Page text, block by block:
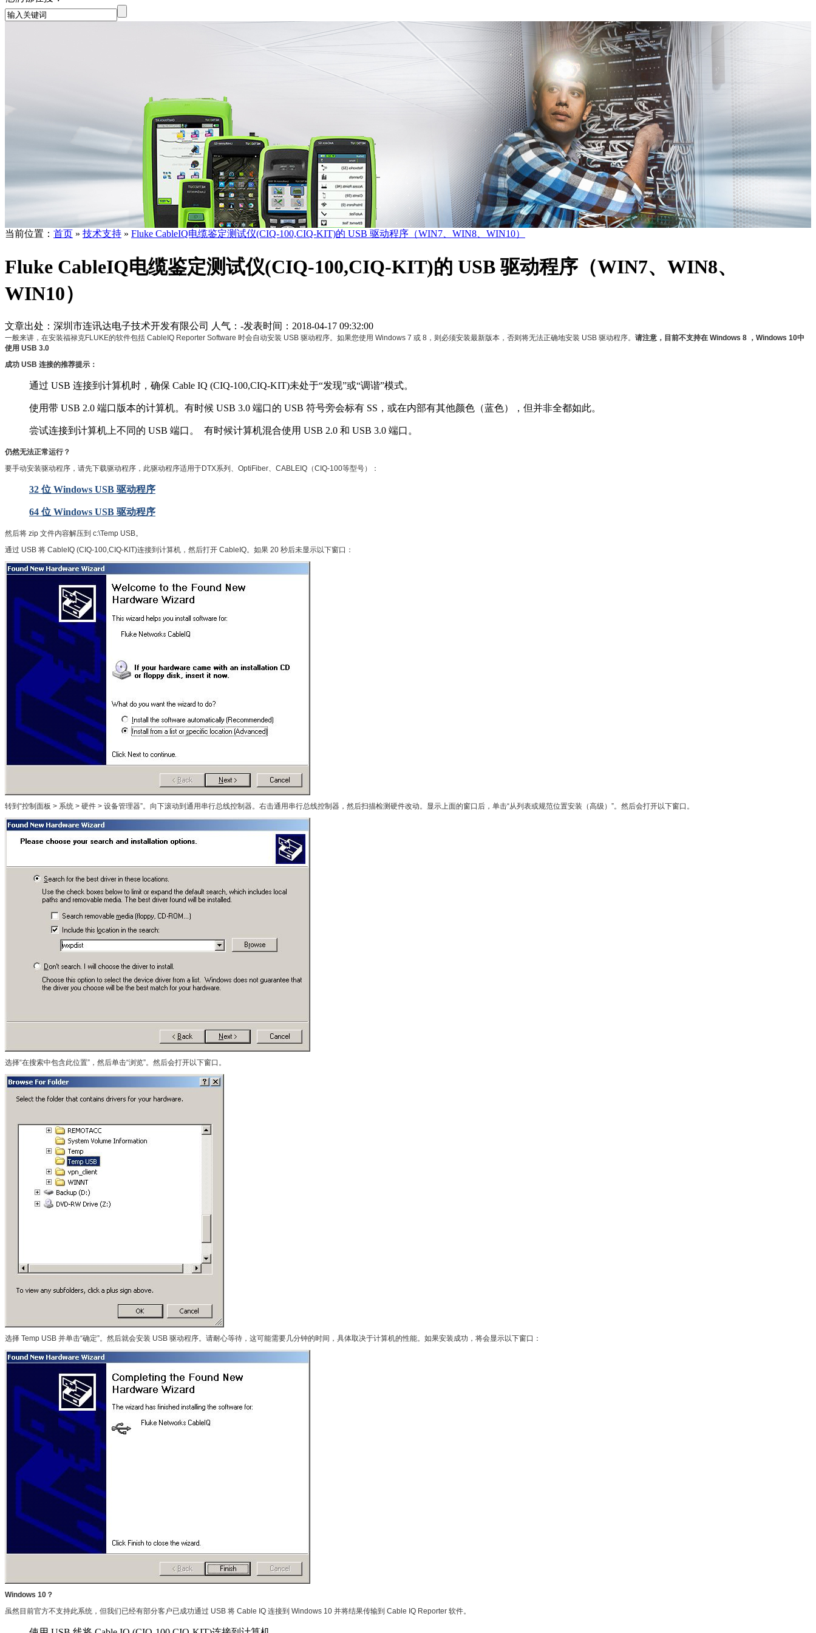
当前位置： 首页 » 技术支持 » Fluke CableIQ电缆鉴定测试仪(CIQ-100,CIQ-KIT)的 USB 驱动程序（WIN7、WIN8、WIN10）
Fluke CableIQ电缆鉴定测试仪(CIQ-100,CIQ-KIT)的 USB 驱动程序（WIN7、WIN8、
WIN10）
文章出处：深圳市连讯达电子技术开发有限公司 人气： -发表时间：2018-04-17 09:32:00
一般来讲，在安装福禄克FLUKE的软件包括 CableIQ Reporter Software 时会自动安装 USB 驱动程序。如果您使用 Windows 7 或 8，则必须安装最新版本，否则将无法正确地安装 USB 驱动程序。 请注意，目前不支持在 Windows 8 ，Windows 10中
使用 USB 3.0
成功 USB 连接的推荐提示：
通过 USB 连接到计算机时，确保 Cable IQ (CIQ-100,CIQ-KIT)未处于“发现”或“调谐”模式。
使用带 USB 2.0 端口版本的计算机。有时候 USB 3.0 端口的 USB 符号旁会标有 SS，或在内部有其他颜色（蓝色），但并非全都如此。
尝试连接到计算机上不同的 USB 端口。 有时候计算机混合使用 USB 2.0 和 USB 3.0 端口。
仍然无法正常运行？
要手动安装驱动程序，请先下载驱动程序，此驱动程序适用于DTX系列、 OptiFiber、CABLEIQ（CIQ-100等型号）：
32 位 Windows USB 驱动程序
64 位 Windows USB 驱动程序
然后将 zip 文件内容解压到 c:\Temp USB。
通过 USB 将 CableIQ (CIQ-100,CIQ-KIT)连接到计算机，然后打开 CableIQ。如果 20 秒后未显示以下窗口：
转到“控制面板 > 系统 > 硬件 > 设备管理器”。向下滚动到通用串行总线控制器。右击通用串行总线控制器，然后扫描检测硬件改动。显示上面的窗口后，单击“从列表或规范位置安装（高级）”。然后会打开以下窗口。
选择“在搜索中包含此位置”，然后单击“浏览”。然后会打开以下窗口。
选择 Temp USB 并单击“确定”。然后就会安装 USB 驱动程序。请耐心等待，这可能需要几分钟的时间，具体取决于计算机的性能。如果安装成功，将会显示以下窗口：
Windows 10？
虽然目前官方不支持此系统，但我们已经有部分客户已成功通过 USB 将 Cable IQ 连接到 Windows 10 并将结果传输到 Cable IQ Reporter 软件。